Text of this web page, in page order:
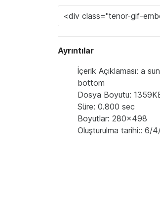
Ayrıntılar
İçerik Açıklaması: a
bottom
Dosya Boyutu:
Süre: 0.800 sec
Boyutlar: 280x498
Oluşturulma tarihi:: 6/